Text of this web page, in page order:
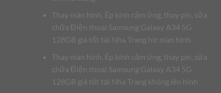
Thay màn hình, Ép kính cảm ứng, thay pin, sửa
chữa Điện thoại Samsung Galaxy A34 5G
128GB giá tốt tại Nha Trang hư màn hình
Thay màn hình, Ép kính cảm ứng, thay pin, sửa
chữa Điện thoại Samsung Galaxy A34 5G
128GB giá tốt tại Nha Trang không lên hình